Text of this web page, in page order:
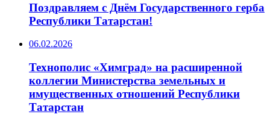
Поздравляем с Днём Государственного герба
Республики Татарстан!
06.02.2026
Технополис «Химград» на расширенной
коллегии Министерства земельных и
имущественных отношений Республики
Татарстан